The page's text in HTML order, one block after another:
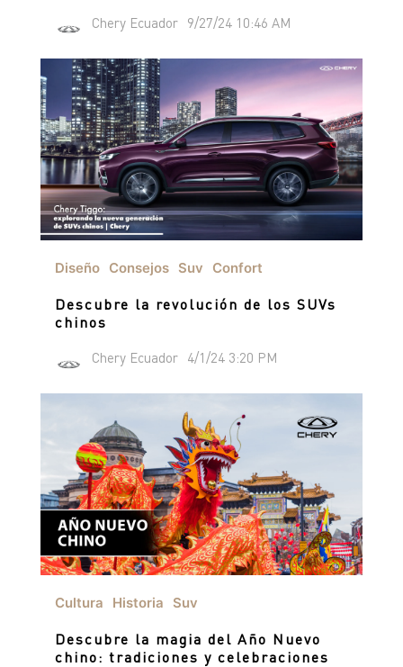
Chery Ecuador 9/27/24 10:46 AM
Diseño Consejos Suv Confort
Descubre la revolución de los SUVs
chinos
Chery Ecuador 4/1/24 3:20 PM
Cultura Historia Suv
Descubre la magia del Año Nuevo
chino: tradiciones y celebraciones